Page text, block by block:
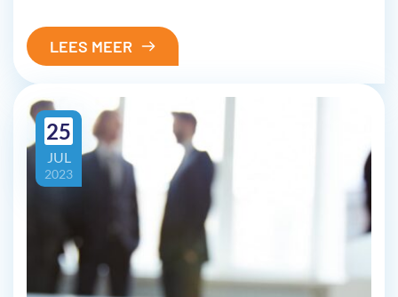
LEES MEER
JUL
25
2023